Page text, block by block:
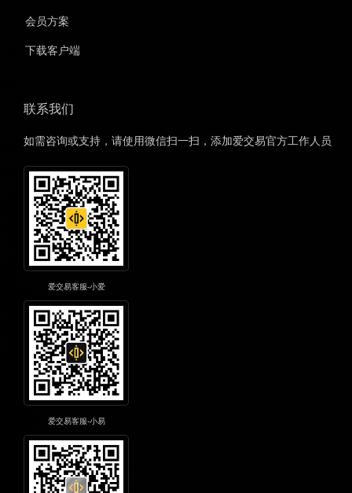
会员方案
下载客户端
联系我们
如需咨询或支持，请使用微信扫一扫，添加爱交易官方工作人员
爱交易客服-小爱
爱交易客服-小易